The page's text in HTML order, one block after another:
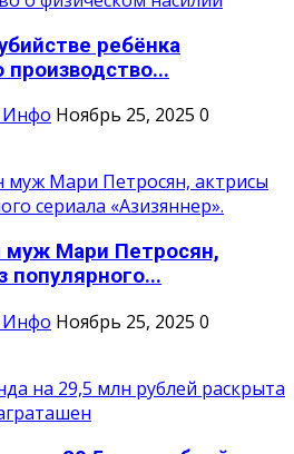
ребёнка
производство...
Инфо Ноябрь 25, 2025 0
муж Мари Петросян,
популярного...
Инфо Ноябрь 25, 2025 0